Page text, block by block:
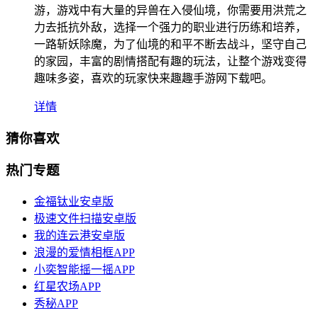
游，游戏中有大量的异兽在入侵仙境，你需要用洪荒之
力去抵抗外敌，选择一个强力的职业进行历练和培养，
一路斩妖除魔，为了仙境的和平不断去战斗，坚守自己
的家园，丰富的剧情搭配有趣的玩法，让整个游戏变得
趣味多姿，喜欢的玩家快来趣趣手游网下载吧。
详情
猜你喜欢
热门专题
金福钛业安卓版
极速文件扫描安卓版
我的连云港安卓版
浪漫的爱情相框APP
小奕智能摇一摇APP
红星农场APP
秀秘APP